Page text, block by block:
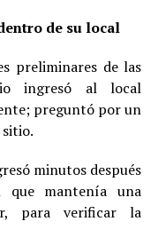
de su local
preliminares de las
ingresó al local
preguntó por un
minutos después
mantenía una
para verificar la